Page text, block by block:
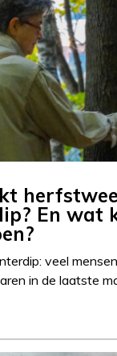
En wat
veel
in de laatste